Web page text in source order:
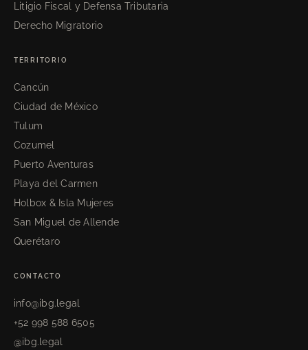
Litigio Fiscal y Defensa Tributaria
Derecho Migratorio
TERRITORIO
Cancún
Ciudad de México
Tulum
Cozumel
Puerto Aventuras
Playa del Carmen
Holbox & Isla Mujeres
San Miguel de Allende
Querétaro
CONTACTO
info@ibg.legal
+52 998 588 6505
@ibg.legal